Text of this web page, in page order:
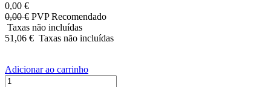
0,00 €
0,00€ PVP Recomendado
Taxas não incluídas
51,06 € Taxas não incluídas
Adicionar ao carrinho